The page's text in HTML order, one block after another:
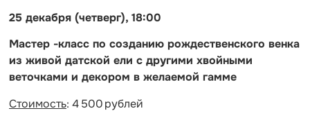
25 декабря (четверг), 18:00
Мастер -класс по созданию рождественского венка
из живой датской ели с другими хвойными
веточками и декором в желаемой гамме
Стоимость: 4 500 рублей